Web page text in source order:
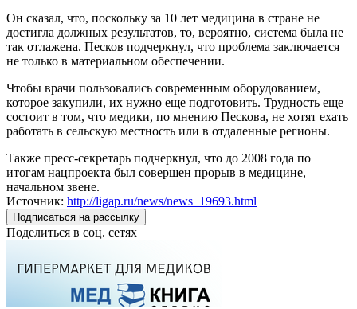
Он сказал, что, поскольку за 10 лет медицина в стране не
достигла должных результатов, то, вероятно, система была не
так отлажена. Песков подчеркнул, что проблема заключается
не только в материальном обеспечении.
Чтобы врачи пользовались современным оборудованием,
которое закупили, их нужно еще подготовить. Трудность еще
состоит в том, что медики, по мнению Пескова, не хотят ехать
работать в сельскую местность или в отдаленные регионы.
Также пресс-секретарь подчеркнул, что до 2008 года по
итогам нацпроекта был совершен прорыв в медицине,
начальном звене.
Источник: http://ligap.ru/news/news_19693.html
Подписаться на рассылку
Поделиться в соц. сетях